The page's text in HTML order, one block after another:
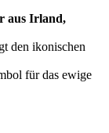
aus Irland,
den ikonischen
für das ewige